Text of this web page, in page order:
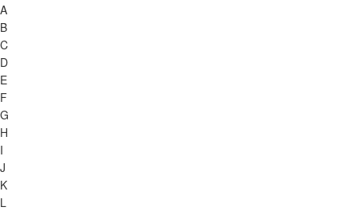
A
B
C
D
E
F
G
H
I
J
K
L